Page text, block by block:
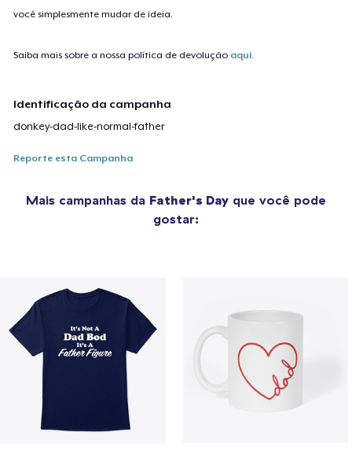
você simplesmente mudar de ideia.
Saiba mais sobre a nossa política de devolução aqui.
Identificação da campanha
donkey-dad-like-normal-father
Reporte esta Campanha
Mais campanhas da Father's Day que você pode
gostar: